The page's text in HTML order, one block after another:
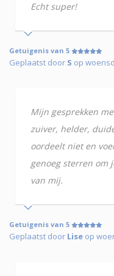
Echt super!
Getuigenis van 5
Geplaatst door S op
Mijn gesprekken
zuiver, helder,
oordeelt niet en
genoeg sterren om
van mij.
Getuigenis van 5
Geplaatst door Lise op